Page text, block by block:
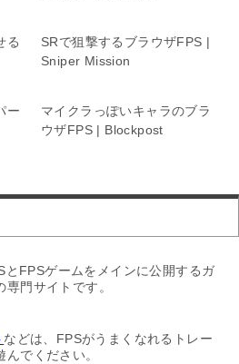
る
SRで狙撃するブラウザFPS |
Sniper Mission
ー
マイクラっぽいキャラのブラ
ウザFPS | Blockpost
とFPSゲームをメインに公開するガ
門サイトです。
などは、FPSがうまくなれるトレー
でください。